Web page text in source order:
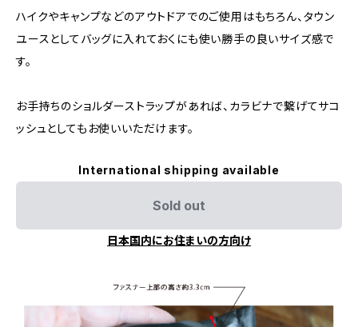
ハイクやキャンプなどのアウトドアでのご使用はもちろん、タウン
ユースとしてバッグに入れておくにも使い勝手の良いサイズ感で
す。
お手持ちのショルダーストラップがあれば、カラビナで繋げてサコ
ッシュとしてもお使いいただけます。
International shipping available
Sold out
日本国内にお住まいの方向け